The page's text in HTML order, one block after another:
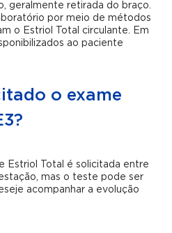
geralmente retirada do braço.
por meio de métodos
o Estriol Total circulante. Em
ao paciente
o exame
Estriol Total é solicitada entre
mas o teste pode ser
acompanhar a evolução